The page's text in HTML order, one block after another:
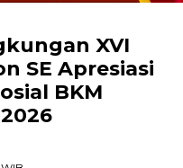
XVI
SE Apresiasi
BKM